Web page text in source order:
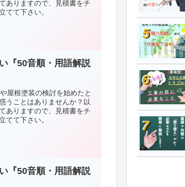
ありますので、見積書をチ
てて下さい。
『50音順・用語解説
屋根塗装の検討を始めたと
うことはありませんか？以
ありますので、見積書をチ
てて下さい。
『50音順・用語解説